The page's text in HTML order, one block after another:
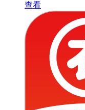
查看